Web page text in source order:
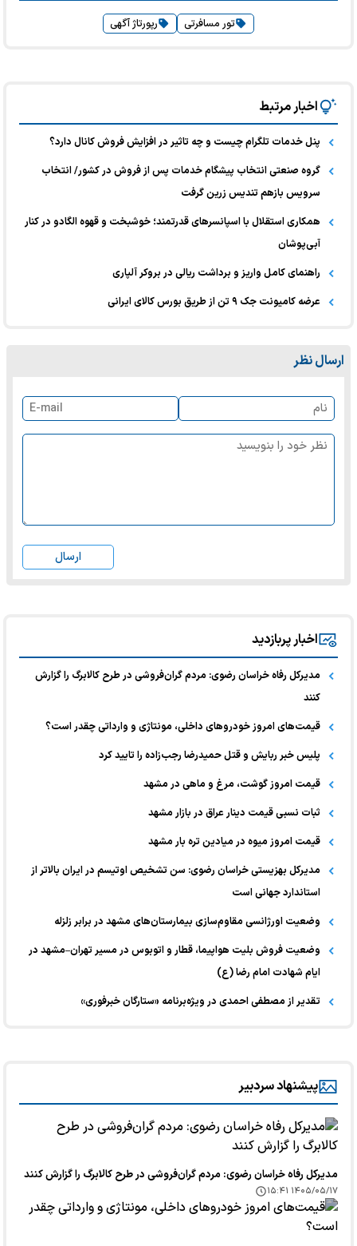
تور مسافرتی رپورتاژ آگهی
اخبار مرتبط
پنل خدمات تلگرام چیست و چه تاثیر در افزایش فروش کانال دارد؟
گروه صنعتی انتخاب پیشگام خدمات پس از فروش در کشور/ انتخاب
سرویس بازهم تندیس زرین گرفت
همکاری استقلال با اسپانسرهای قدرتمند؛ خوشبخت و قهوه الگادو در کنار
آبی‌پوشان
راهنمای کامل واریز و برداشت ریالی در بروکر آلپاری
عرضه کامیونت جک ۹ تن از طریق بورس کالای ایرانی
ارسال نظر
ارسال
اخبار پربازدید
مدیرکل رفاه خراسان رضوی: مردم گران‌فروشی در طرح کالابرگ را گزارش
کنند
قیمت‌های امروز خودرو‌های داخلی، مونتاژی و وارداتی چقدر است؟
پلیس خبر ربایش و قتل حمیدرضا رجب‌زاده را تایید کرد
قیمت امروز گوشت، مرغ و ماهی در مشهد
ثبات نسبی قیمت دینار عراق در بازار مشهد
قیمت امروز میوه در میادین تره بار مشهد
مدیرکل بهزیستی خراسان رضوی: سن تشخیص اوتیسم در ایران بالاتر از
استاندارد جهانی است
وضعیت اورژانسی مقاوم‌سازی بیمارستان‌های مشهد در برابر زلزله
وضعیت فروش بلیت هواپیما، قطار و اتوبوس در مسیر تهران–مشهد در
ایام شهادت امام رضا (ع)
تقدیر از مصطفی احمدی در ویژه‌برنامه «ستارگان خبرفوری»
پیشنهاد سردبیر
مدیرکل رفاه خراسان رضوی: مردم گران‌فروشی در طرح کالابرگ را گزارش کنند
۱۴۰۵/۰۵/۱۷ ۱۵:۴۱